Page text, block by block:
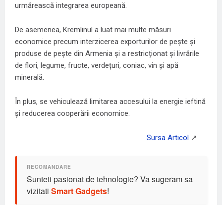
urmărească integrarea europeană.
De asemenea, Kremlinul a luat mai multe măsuri
economice precum interzicerea exporturilor de pește și
produse de pește din Armenia și a restricționat și livrările
de flori, legume, fructe, verdețuri, coniac, vin și apă
minerală.
În plus, se vehiculează limitarea accesului la energie ieftină
și reducerea cooperării economice.
Sunteti pasionat de tehnologie? Va sugeram sa
vizitati Smart Gadgets!